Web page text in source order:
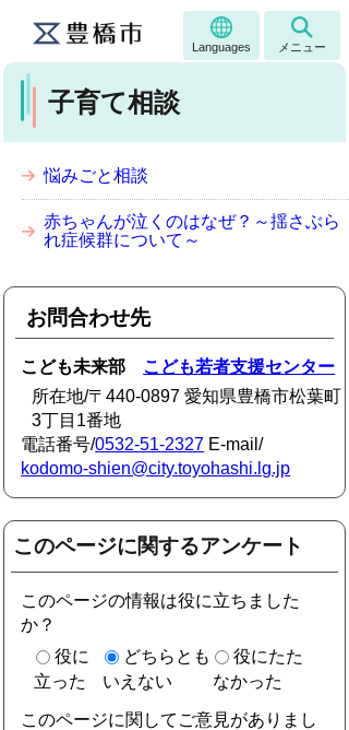
Languages メニュー
子育て相談
悩みごと相談
赤ちゃんが泣くのはなぜ？～揺さぶら
れ症候群について～
お問合わせ先
こども未来部 こども若者支援センター
所在地/〒440-0897 愛知県豊橋市松葉町
3丁目1番地
電話番号/0532-51-2327 E-mail/
kodomo-shien@city.toyohashi.lg.jp
このページに関するアンケート
このページの情報は役に立ちました
か？
役に
立った
どちらとも
いえない
役にたた
なかった
このページに関してご意見がありまし